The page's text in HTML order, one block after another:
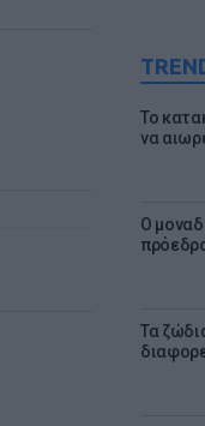
Το
να
Ο
Τα